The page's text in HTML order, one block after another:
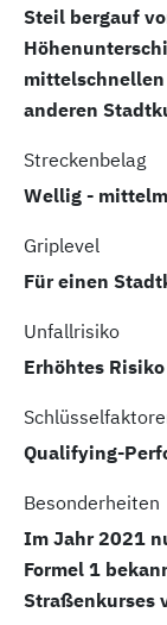
Steil bergauf
mittelschnellen
anderen
Streckenbelag
Wellig -
Griplevel
Für einen
Unfallrisiko
Erhöhtes
Qualifying-
Besonderheiten
Im Jahr 2021
Formel 1
Straßenkurses